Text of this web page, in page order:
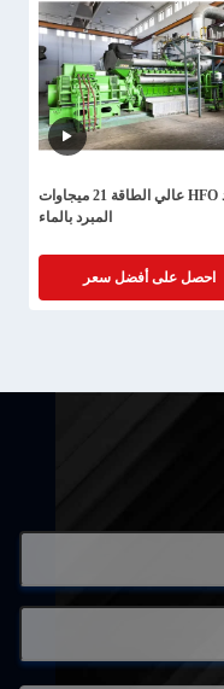
مولد HFO عالي الطاقة 21 ميجاوات
المبرد بالماء
احصل على أفضل سعر